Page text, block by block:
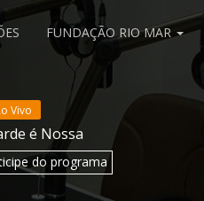
FUNDAÇÃO RIO MAR
Vivo
é Nossa
do programa